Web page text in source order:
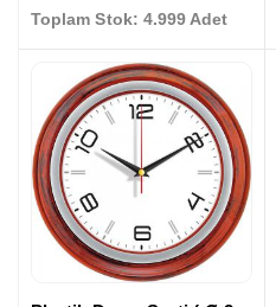
Toplam Stok: 4.999 Adet